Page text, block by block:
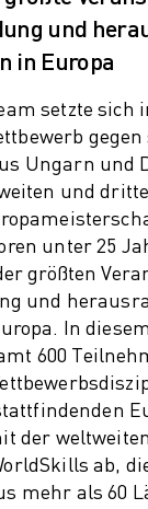
POST & PAKET
und
in Europa
setzte sich
Ungarn und
und
unter 25
größten
und
In
600
der weltweiten
ab,
mehr als 60